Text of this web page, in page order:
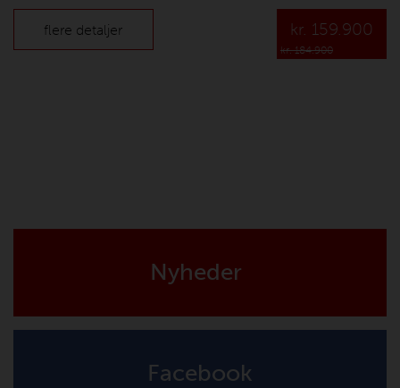
flere detaljer kr. 159.900
kr. 184.900
Nyheder
Facebook